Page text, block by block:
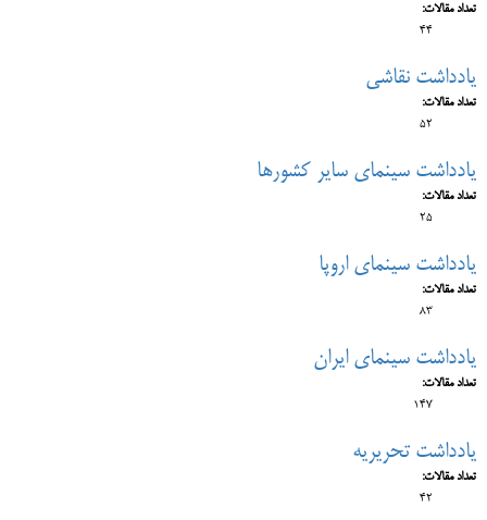
تعداد مقالات:
44
یادداشت نقاشی
تعداد مقالات:
52
یادداشت سینمای سایر کشورها
تعداد مقالات:
25
یادداشت سینمای اروپا
تعداد مقالات:
83
یادداشت سینمای ایران
تعداد مقالات:
147
یادداشت تحریریه
تعداد مقالات:
42